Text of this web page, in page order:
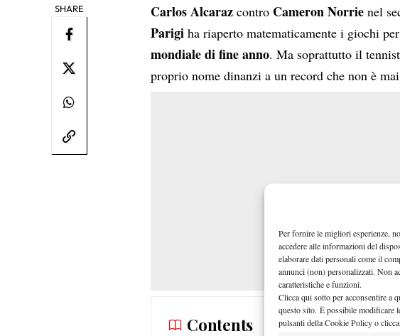
Per fornire le migliori esperienze,
accedere alle informazioni del
elaborare dati personali come il
annunci (non) personalizzati. Non
caratteristiche e funzioni.
Clicca qui sotto per acconsentire a
questo sito. È possibile modificare
pulsanti della Cookie Policy o
SHARE Carlos Alcaraz contro Cameron Norrie nel
Parigi ha riaperto matematicamente i giochi
mondiale di fine anno. Ma soprattutto il
proprio nome dinanzi a un record che non è
Contents